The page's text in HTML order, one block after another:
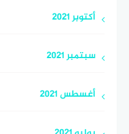
أكتوبر 2021
سبتمبر 2021
أغسطس 2021